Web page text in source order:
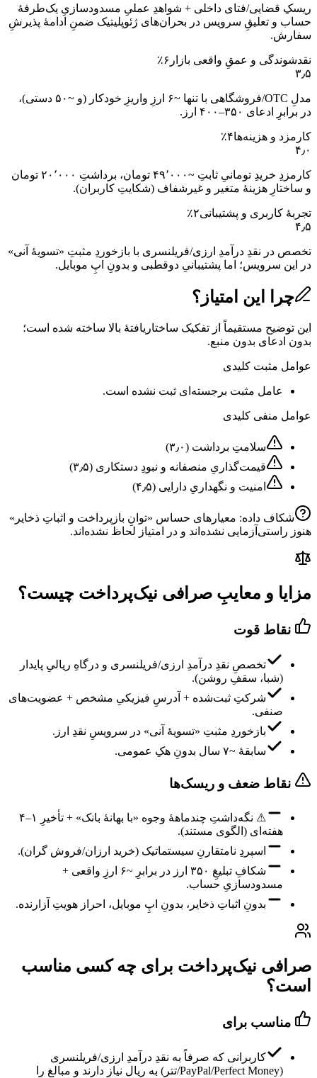
ریسکِ قضایی/فتای داخلی + شواهدِ عملیِ مسدودسازیِ یک‌طرفهٔ
حساب و تعلیقِ سرویس در بحران‌های ژئوپلیتیک ضمنِ ادامهٔ پذیرشِ
سفارش.
نقدشوندگی و عمقِ واقعی بازار ۶٪
۳٫۵
مدلِ OTC/فروشگاهی با تنها ~۶ ارزِ واریزِ خودکار (و ~۵۰ دستی)،
در برابرِ ادعای ۳۵۰–۴۰۰ ارز.
کارمزد و هزینه‌ها۴٪
۴٫۰
کارمزدِ خریدِ تومانیِ ثابتِ ~۴۹٬۰۰۰ تومان، برداشتِ ۲۰٬۰۰۰ تومان
و ساختارِ هزینهٔ متغیر و غیرشفاف (شکایتِ کاربران).
تجربهٔ کاربری و پشتیبانی۲٪
۴٫۵
تخصص در نقدِ درآمدِ ارزی/فریلنسری با بازخوردِ مثبتِ «تسویهٔ آنی»
در این سرویس؛ اما پشتیبانیِ دوقطبی و بدونِ اپِ موبایل.
چرا این امتیاز؟
این توضیح مستقیماً از تفکیک ساختاریافتهٔ بالا ساخته شده است؛
بدون ادعای بدون منبع.
عوامل مثبت کلیدی
عامل مثبت برجسته‌ای ثبت نشده است.
عوامل منفی کلیدی
سلامتِ برداشت (۳٫۰)
قیمت‌گذاریِ منصفانه و نبودِ دستکاری (۳٫۵)
امنیت و نگهداریِ دارایی (۴٫۵)
شکاف داده: معیارهای حساس «توانِ بازپرداخت و اثباتِ ذخایر »
هنوز راستی‌آزمایی نشده‌اند و در امتیاز لحاظ نشده‌اند.
مزایا و معایبِ صرافی نیک‌پرداخت چیست؟
نقاط قوت
تخصصِ نقدِ درآمدِ ارزی/فریلنسری و درگاهِ ریالیِ پایدار
(شبا، سقفِ روشن).
شرکتِ ثبت‌شده + آدرسِ فیزیکیِ مشخص + عضویت‌های
صنفی.
بازخوردِ مثبتِ «تسویهٔ آنی» در سرویسِ نقدِ ارز.
سابقهٔ ~۷ سال بدونِ هکِ عمومی.
نقاط ضعف و ریسک‌ها
⚠ نگه‌داشتِ چندماههٔ وجوه «با بهانهٔ بانک» + تأخیرِ ۱–۴
هفته‌ای (الگوی مستند).
اسپردِ نامتقارنِ سیستماتیک (خرید ارزان/فروش گران).
شکافِ تبلیغِ ۳۵۰ ارز در برابرِ ~۶ ارزِ واقعی +
مسدودسازیِ حساب.
بدونِ اثباتِ ذخایر، بدونِ اپِ موبایل، احراز هویتِ آزارنده.
صرافی نیک‌پرداخت برای چه کسی مناسب
است؟
مناسب برای
کاربرانی که صرفاً به نقدِ درآمدِ ارزی/فریلنسری
(PayPal/Perfect Money/تتر) به ریال نیاز دارند و مبالغ را